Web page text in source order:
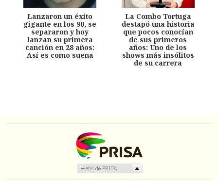
Lanzaron un éxito
gigante en los 90, se
separaron y hoy
lanzan su primera
canción en 28 años:
Así es como suena
La Combo Tortuga
destapó una historia
que pocos conocían
de sus primeros
años: Uno de los
shows más insólitos
de su carrera